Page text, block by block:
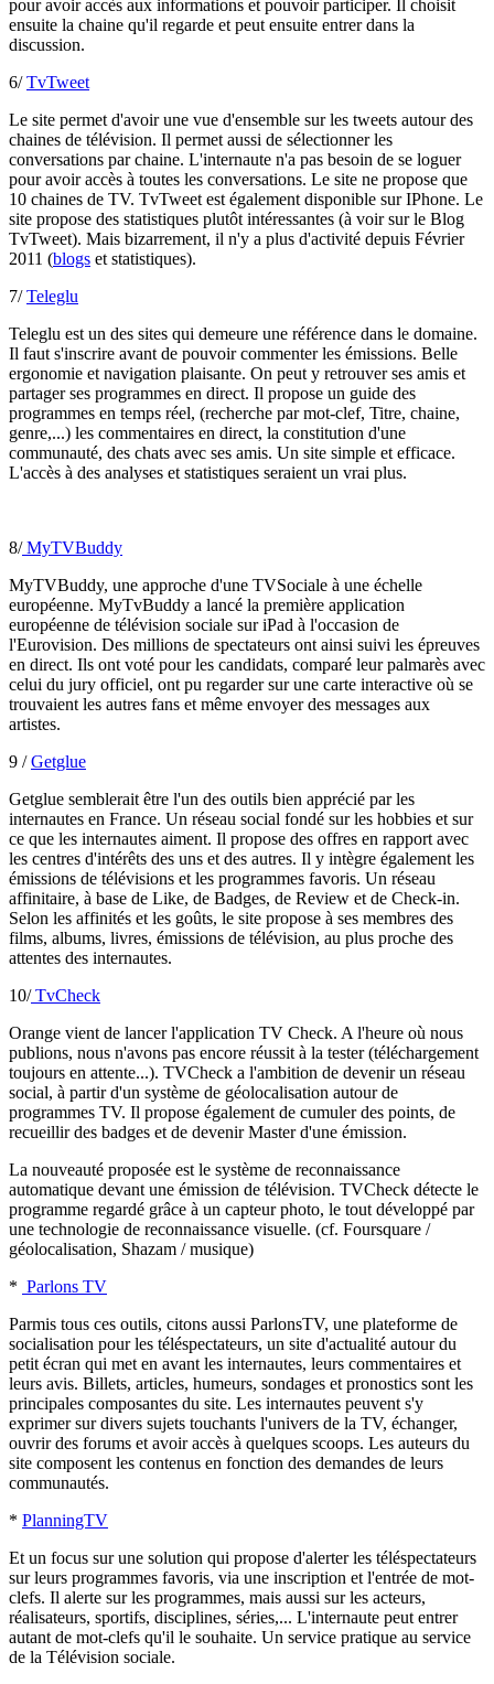
pour avoir accès aux informations et pouvoir participer. Il choisit
ensuite la chaine qu'il regarde et peut ensuite entrer dans la
discussion.
6/TvTweet
Le site permet d'avoir une vue d'ensemble sur les tweets autour des
chaines de télévision. Il permet aussi de sélectionner les
conversations par chaine. L'internaute n'a pas besoin de se loguer
pour avoir accès à toutes les conversations. Le site ne propose que
10 chaines de TV. TvTweet est également disponible sur IPhone. Le
site propose des statistiques plutôt intéressantes (à voir sur le Blog
TvTweet). Mais bizarrement, il n'y a plus d'activité depuis Février
2011 (blogs et statistiques).
7/Teleglu
Teleglu est un des sites qui demeure une référence dans le domaine.
Il faut s'inscrire avant de pouvoir commenter les émissions. Belle
ergonomie et navigation plaisante. On peut y retrouver ses amis et
partager ses programmes en direct. Il propose un guide des
programmes en temps réel, (recherche par mot-clef, Titre, chaine,
genre,...) les commentaires en direct, la constitution d'une
communauté, des chats avec ses amis. Un site simple et efficace.
L'accès à des analyses et statistiques seraient un vrai plus.
8/MyTVBuddy
MyTVBuddy, une approche d'une TVSociale à une échelle
européenne. MyTvBuddy a lancé la première application
européenne de télévision sociale sur iPad à l'occasion de
l'Eurovision. Des millions de spectateurs ont ainsi suivi les épreuves
en direct. Ils ont voté pour les candidats, comparé leur palmarès avec
celui du jury officiel, ont pu regarder sur une carte interactive où se
trouvaient les autres fans et même envoyer des messages aux
artistes.
9 /Getglue
Getglue semblerait être l'un des outils bien apprécié par les
internautes en France. Un réseau social fondé sur les hobbies et sur
ce que les internautes aiment. Il propose des offres en rapport avec
les centres d'intérêts des uns et des autres. Il y intègre également les
émissions de télévisions et les programmes favoris. Un réseau
affinitaire, à base de Like, de Badges, de Review et de Check-in.
Selon les affinités et les goûts, le site propose à ses membres des
films, albums, livres, émissions de télévision, au plus proche des
attentes des internautes.
10/TvCheck
Orange vient de lancer l'application TV Check. A l'heure où nous
publions, nous n'avons pas encore réussit à la tester (téléchargement
toujours en attente...). TVCheck a l'ambition de devenir un réseau
social, à partir d'un système de géolocalisation autour de
programmes TV. Il propose également de cumuler des points, de
recueillir des badges et de devenir Master d'une émission.
La nouveauté proposée est le système de reconnaissance
automatique devant une émission de télévision. TVCheck détecte le
programme regardé grâce à un capteur photo, le tout développé par
une technologie de reconnaissance visuelle. (cf. Foursquare /
géolocalisation, Shazam / musique)
* Parlons TV
Parmis tous ces outils, citons aussi ParlonsTV, une plateforme de
socialisation pour les téléspectateurs, un site d'actualité autour du
petit écran qui met en avant les internautes, leurs commentaires et
leurs avis. Billets, articles, humeurs, sondages et pronostics sont les
principales composantes du site. Les internautes peuvent s'y
exprimer sur divers sujets touchants l'univers de la TV, échanger,
ouvrir des forums et avoir accès à quelques scoops. Les auteurs du
site composent les contenus en fonction des demandes de leurs
communautés.
* PlanningTV
Et un focus sur une solution qui propose d'alerter les téléspectateurs
sur leurs programmes favoris, via une inscription et l'entrée de mot-
clefs. Il alerte sur les programmes, mais aussi sur les acteurs,
réalisateurs, sportifs, disciplines, séries,... L'internaute peut entrer
autant de mot-clefs qu'il le souhaite. Un service pratique au service
de la Télévision sociale.